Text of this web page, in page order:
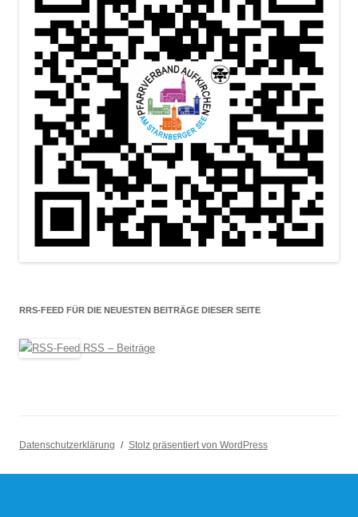
RRS-FEED FÜR DIE NEUESTEN BEITRÄGE DIESER SEITE
RSS – Beiträge
Datenschutzerklärung Stolz präsentiert von WordPress